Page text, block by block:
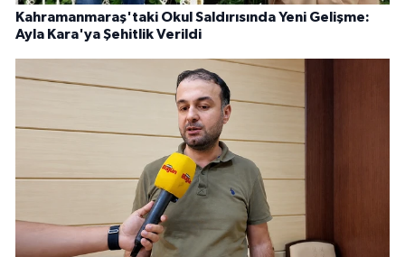
Kahramanmaraş'taki Okul Saldırısında Yeni Gelişme:
Ayla Kara'ya Şehitlik Verildi